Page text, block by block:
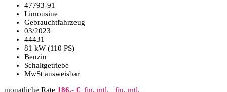
47793-91
Limousine
Gebrauchtfahrzeug
03/2023
44431
81 kW (110 PS)
Benzin
Schaltgetriebe
MwSt ausweisbar
monatliche Rate 186,- € fin. mtl.
fin. mtl.